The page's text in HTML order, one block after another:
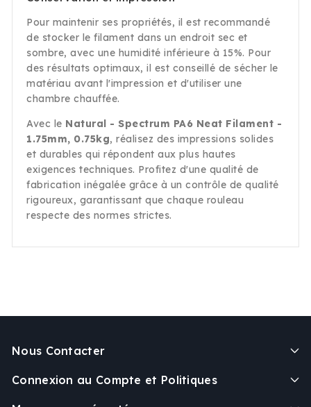
Pour maintenir ses propriétés, il est recommandé
de stocker le filament dans un endroit sec et
sombre, avec une humidité inférieure à 15%. Pour
des résultats optimaux, il est conseillé de sécher le
matériau avant l'impression et d'utiliser une
chambre chauffée.
Avec le Natural - Spectrum PA6 Neat Filament -
1.75mm, 0.75kg, réalisez des impressions solides
et durables qui répondent aux plus hautes
exigences techniques. Profitez d'une qualité de
fabrication inégalée grâce à un contrôle de qualité
rigoureux, garantissant que chaque rouleau
respecte des normes strictes.
Nous Contacter
Connexion au Compte et Politiques